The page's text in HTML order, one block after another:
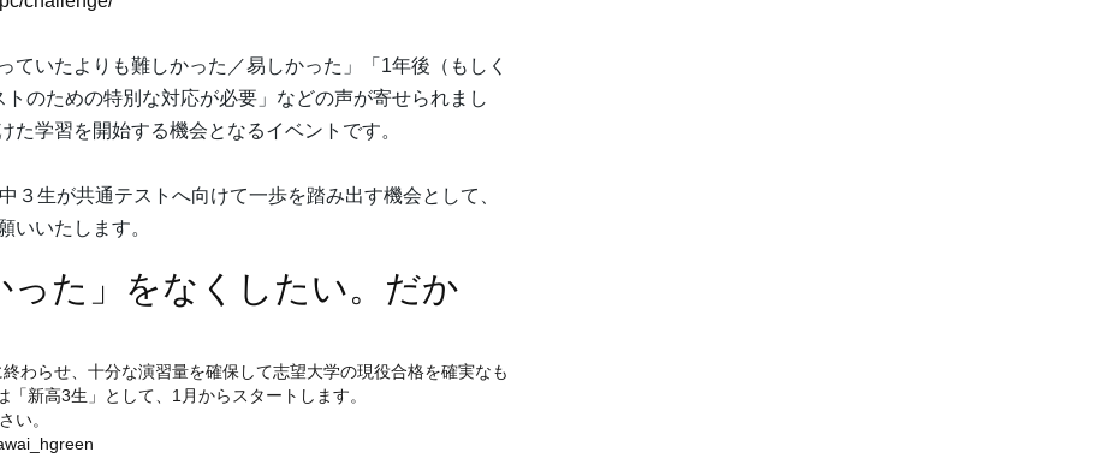
ていたよりも難しかった／易しかった」「1年後（もしく
のための特別な対応が必要」などの声が寄せられまし
学習を開始する機会となるイベントです。
３生が共通テストへ向けて一歩を踏み出す機会として、
いいたします。
た」をなくしたい。だか
わらせ、十分な演習量を確保して志望大学の現役合格を確実なも
新高3生」として、1月からスタートします。
い。